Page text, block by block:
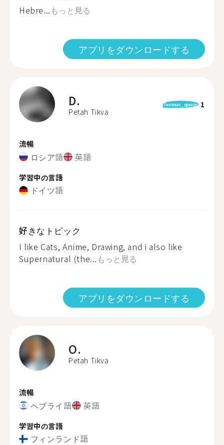
Hebre... もっと見る
アプリをダウンロードする
D.
Petah Tikva
format_quote 1
流暢
ロシア語 英語
学習中の言語
ドイツ語
好きなトピック
I like Cats, Anime, Drawing, and i also like
Supernatural (the... もっと見る
アプリをダウンロードする
O.
Petah Tikva
流暢
ヘブライ語 英語
学習中の言語
フィンランド語